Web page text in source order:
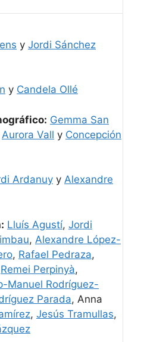
y Jordi Sánchez
y Candela Ollé
Gemma San
Aurora Vall y Concepción
Ardanuy y Alexandre
Lluís Agustí, Jordi
, Alexandre López-
, Rafael Pedraza,
Remei Perpinyà,
Manuel Rodríguez-
Parada, Anna
, Jesús Tramullas,